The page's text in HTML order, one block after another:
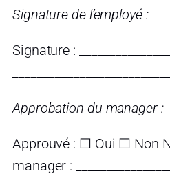
Signature de l’employé :
Signature :
Approbation du manager :
Approuvé : ☐ Oui ☐ Non
manager :